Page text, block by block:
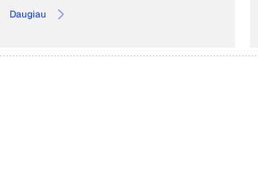
Daugiau